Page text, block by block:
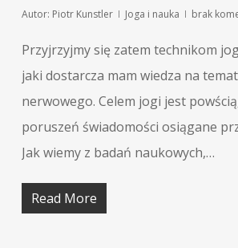
Autor: Piotr Kunstler Joga i nauka brak
Przyjrzyjmy się zatem technikom
jaki dostarcza mam wiedza na
nerwowego. Celem jogi jest
poruszeń świadomości osiągane
Jak wiemy z badań naukowych,…
Read More